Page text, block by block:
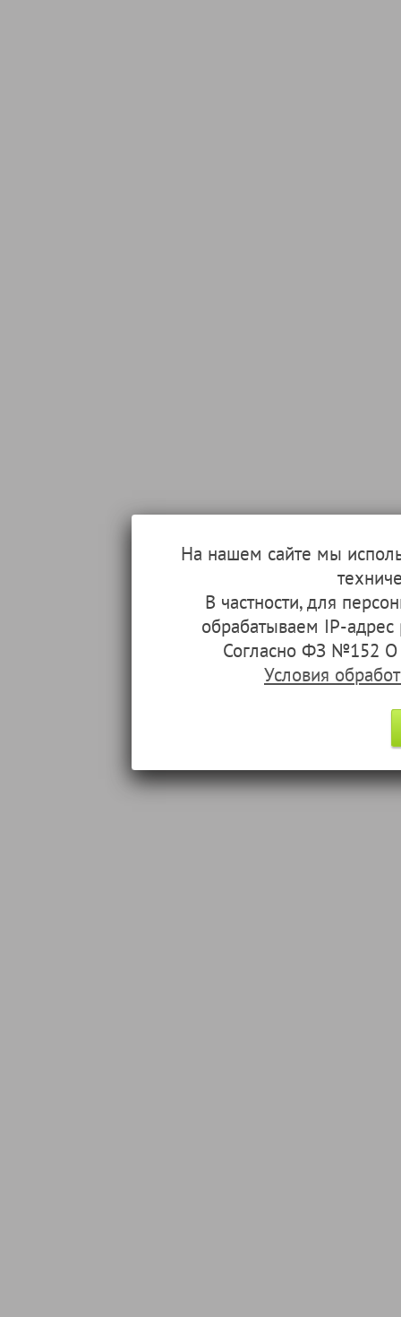
На нашем сайте мы
В частности, для
обрабатываем IP-
Согласно ФЗ №152 О
Условия